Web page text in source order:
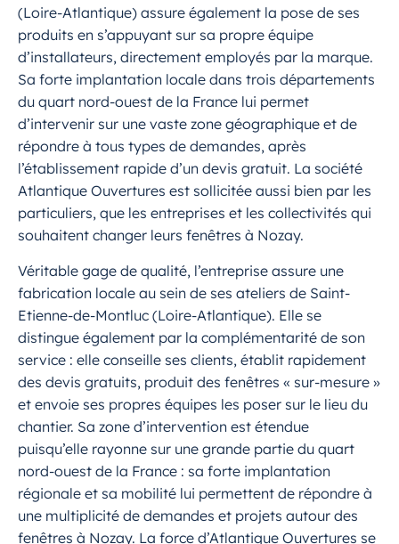
(Loire-Atlantique) assure également la pose de ses
produits en s’appuyant sur sa propre équipe
d’installateurs, directement employés par la marque.
Sa forte implantation locale dans trois départements
du quart nord-ouest de la France lui permet
d’intervenir sur une vaste zone géographique et de
répondre à tous types de demandes, après
l’établissement rapide d’un devis gratuit. La société
Atlantique Ouvertures est sollicitée aussi bien par les
particuliers, que les entreprises et les collectivités qui
souhaitent changer leurs fenêtres à Nozay.
Véritable gage de qualité, l’entreprise assure une
fabrication locale au sein de ses ateliers de Saint-
Etienne-de-Montluc (Loire-Atlantique). Elle se
distingue également par la complémentarité de son
service : elle conseille ses clients, établit rapidement
des devis gratuits, produit des fenêtres « sur-mesure »
et envoie ses propres équipes les poser sur le lieu du
chantier. Sa zone d’intervention est étendue
puisqu’elle rayonne sur une grande partie du quart
nord-ouest de la France : sa forte implantation
régionale et sa mobilité lui permettent de répondre à
une multiplicité de demandes et projets autour des
fenêtres à Nozay. La force d’Atlantique Ouvertures se